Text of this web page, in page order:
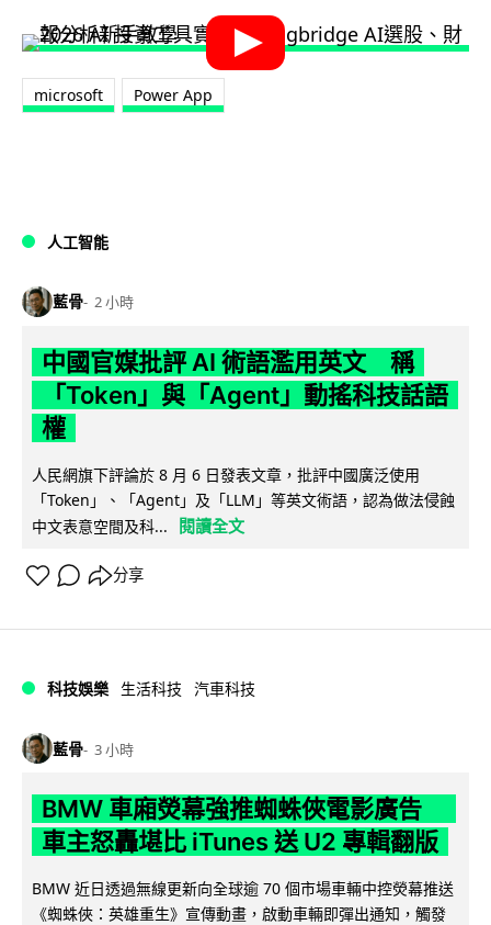
microsoft Power App
人工智能
藍骨 2 小時
中國官媒批評 AI 術語濫用英文 稱
「Token」與「Agent」動搖科技話語
權
人民網旗下評論於 8 月 6 日發表文章，批評中國廣泛使用
「Token」、「Agent」及「LLM」等英文術語，認為做法侵蝕
中文表意空間及科...
閱讀全文
分享
科技娛樂 生活科技 汽車科技
藍骨 3 小時
BMW 車廂熒幕強推蜘蛛俠電影廣告
車主怒轟堪比 iTunes 送 U2 專輯翻版
BMW 近日透過無線更新向全球逾 70 個市場車輛中控熒幕推送
《蜘蛛俠：英雄重生》宣傳動畫，啟動車輛即彈出通知，觸發